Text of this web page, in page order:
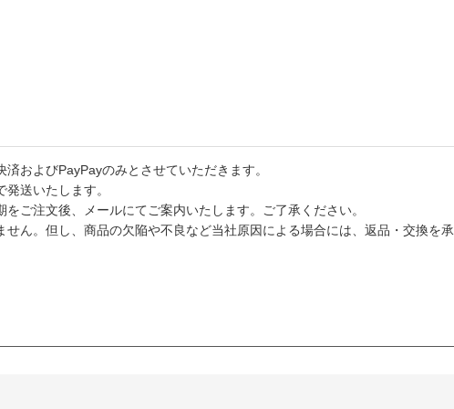
およびPayPayのみとさせていただきます。
送いたします。
ご注文後、メールにてご案内いたします。ご了承ください。
せん。但し、商品の欠陥や不良など当社原因による場合には、返品・交換を